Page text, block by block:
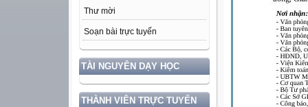
Thư mời
Soạn bài trực tuyến
TÀI NGUYÊN DẠY HỌC
THÀNH VIÊN TRỰC TUYẾN